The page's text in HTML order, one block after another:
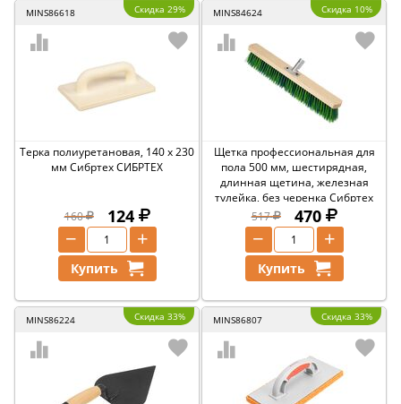
MINS86618 Скидка 29%
Терка полиуретановая, 140 х 230
мм Сибртех СИБРТЕХ
160 124
+
−
Купить
MINS84624 Скидка 10%
Щетка профессиональная для
пола 500 мм, шестирядная,
длинная щетина, железная
тулейка, без черенка Сибртех
СИБРТЕХ
517 470
+
−
Купить
MINS86224 Скидка 33% MINS86807 Скидка 33%